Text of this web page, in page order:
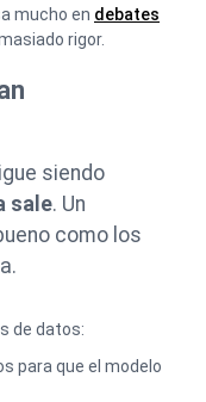
mucho en debates
rigor.
siendo
sale. Un
como los
de datos:
para que el modelo